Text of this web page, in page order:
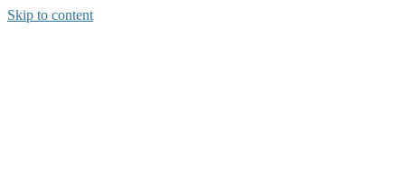
Skip to content